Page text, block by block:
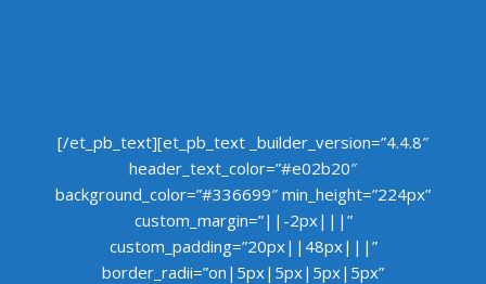
[/et_pb_text][et_pb_text _builder_version=”4.4.8″
header_text_color=”#e02b20″
background_color=”#336699″ min_height=”224px”
custom_margin=”||-2px|||”
custom_padding=”20px||48px|||”
border_radii=”on|5px|5px|5px|5px”